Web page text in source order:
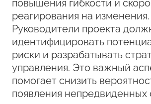
повышения гибкости и
реагирования на изменения.
Руководители проекта
идентифицировать
риски и разрабатывать
управления. Это важный
помогает снизить
появления непредвиденных